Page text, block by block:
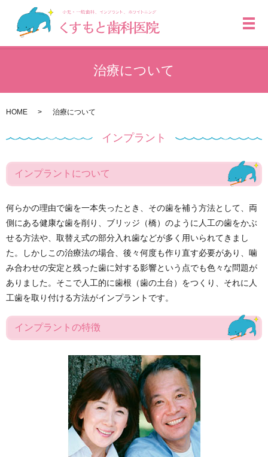
メ
治療について
HOME 治療について
インプラント
インプラントについて
何らかの理由で歯を一本失ったとき、その歯を補う方法として、両
側にある健康な歯を削り、ブリッジ（橋）のように人工の歯をかぶ
せる方法や、取替え式の部分入れ歯などが多く用いられてきまし
た。しかしこの治療法の場合、後々何度も作り直す必要があり、噛
み合わせの安定と残った歯に対する影響という点でも色々な問題が
ありました。そこで人工的に歯根（歯の土台）をつくり、それに人
工歯を取り付ける方法がインプラントです。
インプラントの特徴